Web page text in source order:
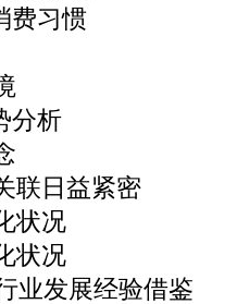
费习惯
分析
联日益紧密
状况
状况
业发展经验借鉴